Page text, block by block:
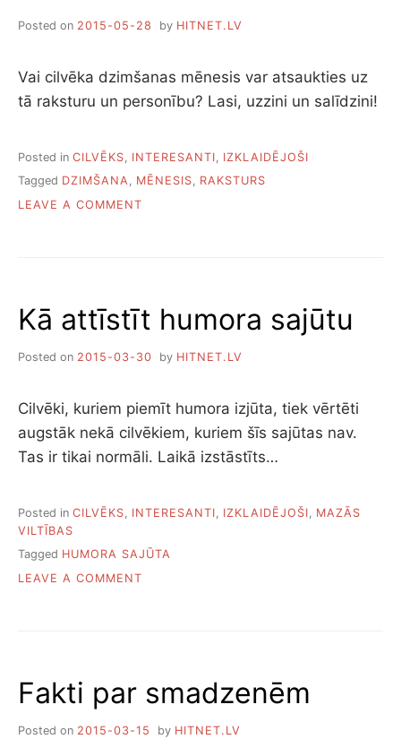
Posted on 2015-05-28 by HITNET.LV
Vai cilvēka dzimšanas mēnesis var atsaukties uz
tā raksturu un personību? Lasi, uzzini un salīdzini!
Posted in CILVĒKS INTERESANTI
IZKLAIDĒJOŠI
Tagged DZIMŠANA, MĒNESIS, RAKSTURS
LEAVE A COMMENT
Kā attīstīt humora sajūtu
Posted on 2015-03-30 by HITNET.LV
Cilvēki, kuriem piemīt humora izjūta, tiek vērtēti
augstāk nekā cilvēkiem, kuriem šīs sajūtas nav.
Tas ir tikai normāli. Laikā izstāstīts…
Posted in CILVĒKS INTERESANTI IZKLAIDĒJOŠI
MAZĀS
VILTĪBAS
Tagged HUMORA SAJŪTA
LEAVE A COMMENT
Fakti par smadzenēm
Posted on 2015-03-15 by HITNET.LV